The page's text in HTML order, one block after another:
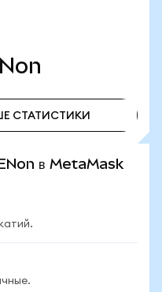
СТАТИСТИКИ
в MetaMask